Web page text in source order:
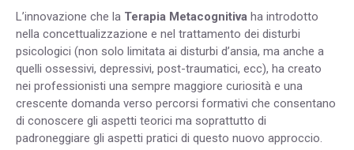
L’innovazione che la Terapia Metacognitiva ha introdotto
nella concettualizzazione e nel trattamento dei disturbi
psicologici (non solo limitata ai disturbi d’ansia, ma anche a
quelli ossessivi, depressivi, post-traumatici, ecc), ha creato
nei professionisti una sempre maggiore curiosità e una
crescente domanda verso percorsi formativi che consentano
di conoscere gli aspetti teorici ma soprattutto di
padroneggiare gli aspetti pratici di questo nuovo approccio.